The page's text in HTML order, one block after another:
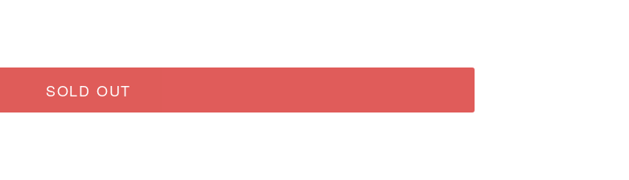
SOLD OUT